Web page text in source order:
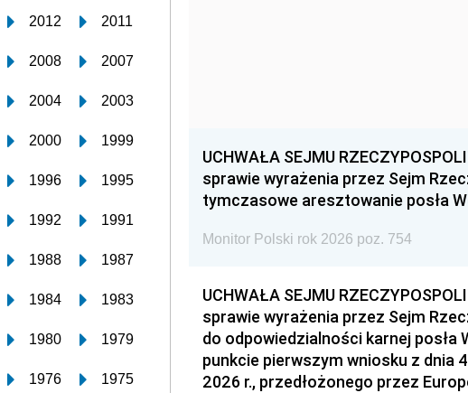
2012 2011
2008 2007
2004 2003
2000 1999
1996 1995
1992 1991
1988 1987
1984 1983
1980 1979
1976 1975
UCHWAŁA SEJMU
sprawie wyrażenia przez Sejm
tymczasowe aresztowanie posła
Monitor Polski rok 2026 poz. 754
UCHWAŁA SEJMU
sprawie wyrażenia przez Sejm
do odpowiedzialności karnej posła
punkcie pierwszym wniosku z dnia
2026 r., przedłożonego przez